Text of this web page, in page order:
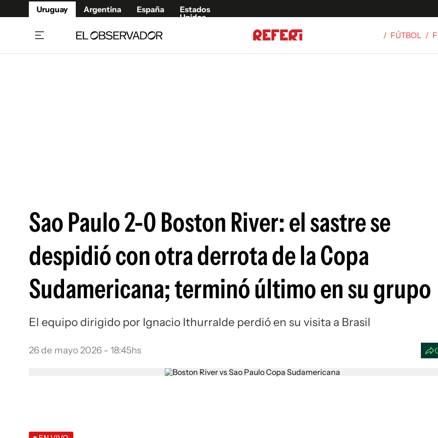
Uruguay Argentina España
Estados
Unidos
/ FÚTBOL /
Sao Paulo 2-0 Boston River: el sastre se
despidió con otra derrota de la Copa
Sudamericana; terminó último en su grupo
El equipo dirigido por Ignacio Ithurralde perdió en su visita a Brasil
26 de mayo 2026 - 18:45hs